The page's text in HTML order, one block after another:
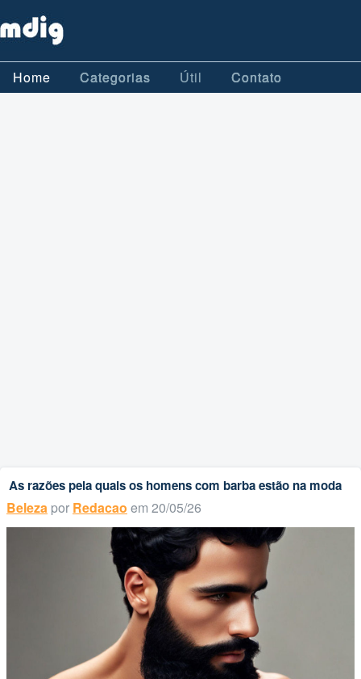
Home Categorias Útil Contato
As razões pela quais os homens com barba estão na moda
Beleza por Redacao em 20/05/26